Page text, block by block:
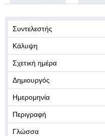
Συντελεστής
Κάλυψη
Σχετική ημέρα
Δημιουργός
Ημερομηνία
Περιγραφή
Γλώσσα